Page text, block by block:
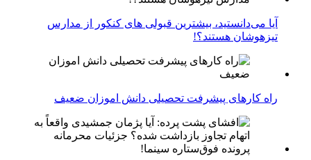
آیا می‌دانستید، بیشترین قبولی های کنکور از مدارس
تیزهوشان هستند؟!
راه کارهای پیشرفت تحصیلی دانش اموزان ضعیف